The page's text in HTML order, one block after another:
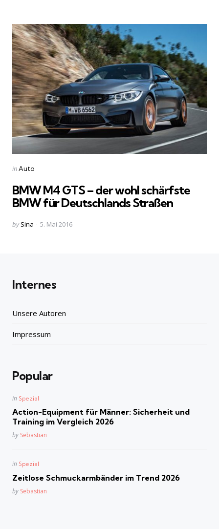
Categories
Posted
inAuto
BMW M4 GTS – der wohl schärfste
BMW für Deutschlands Straßen
Posted
by Sina 5. Mai 2016
Internes
Unsere Autoren
Impressum
Popular
Posted
in Spezial
Action-Equipment für Männer: Sicherheit und
Training im Vergleich 2026
Posted
by Sebastian
Posted
in Spezial
Zeitlose Schmuckarmbänder im Trend 2026
Posted
by Sebastian